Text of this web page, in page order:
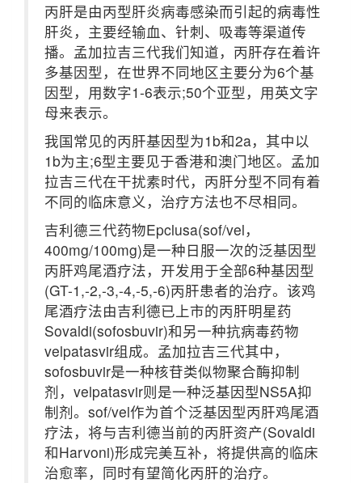
丙肝是由丙型肝炎病毒感染而引起的病毒性
肝炎，主要经输血、针刺、吸毒等渠道传
播。孟加拉吉三代我们知道，丙肝存在着许
多基因型，在世界不同地区主要分为6个基
因型，用数字1-6表示;50个亚型，用英文字
母来表示。
我国常见的丙肝基因型为1b和2a，其中以
1b为主;6型主要见于香港和澳门地区。孟加
拉吉三代在干扰素时代，丙肝分型不同有着
不同的临床意义，治疗方法也不尽相同。
吉利德三代药物Epclusa(sof/vel，
400mg/100mg)是一种日服一次的泛基因型
丙肝鸡尾酒疗法，开发用于全部6种基因型
(GT-1,-2,-3,-4,-5,-6)丙肝患者的治疗。该鸡
尾酒疗法由吉利德已上市的丙肝明星药
Sovaldi(sofosbuvir)和另一种抗病毒药物
velpatasvir组成。孟加拉吉三代其中，
sofosbuvir是一种核苷类似物聚合酶抑制
剂，velpatasvir则是一种泛基因型NS5A抑
制剂。sof/vel作为首个泛基因型丙肝鸡尾酒
疗法，将与吉利德当前的丙肝资产(Sovaldi
和Harvoni)形成完美互补，将提供高的临床
治愈率，同时有望简化丙肝的治疗。